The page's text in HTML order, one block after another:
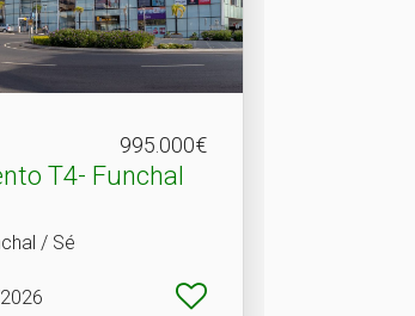
995.000€
T4- Funchal
/ Sé